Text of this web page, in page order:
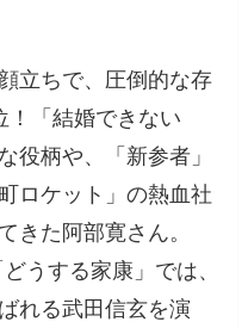
立ちで、圧倒的な存
「結婚できない
役柄や、「新参者」
ロケット」の熱血社
きた阿部寛さん。
うする家康」では、
れる武田信玄を演